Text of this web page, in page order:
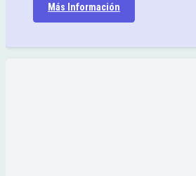
Más Información